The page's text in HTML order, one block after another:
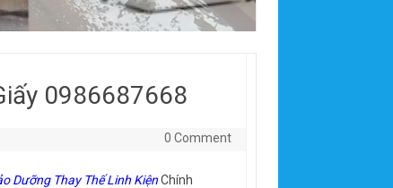
0986687668
0 Comment
Dưỡng Thay Thế Linh KiệnChính